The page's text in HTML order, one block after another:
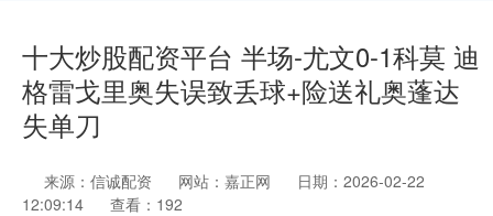
十大炒股配资平台 半场-尤文0-1科莫 迪
格雷戈里奥失误致丢球+险送礼奥蓬达
失单刀
来源：信诚配资 网站：嘉正网
日期：2026-02-22
12:09:14
查看：192